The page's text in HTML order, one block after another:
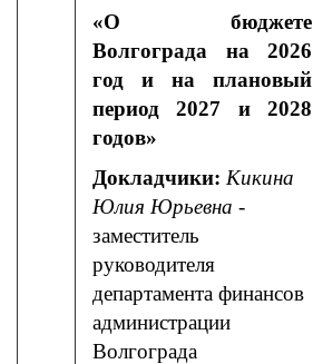
«О бюджете
Волгограда на 2026
год и на плановый
период 2027 и 2028
годов»
Докладчики: Кикина
Юлия Юрьевна -
заместитель
руководителя
департамента финансов
администрации
Волгограда